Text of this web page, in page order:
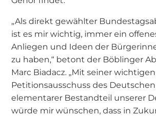
„Als direkt gewählter
ist es mir wichtig, immer ein
Anliegen und Ideen der
zu haben,“ betont der Böblinger
Marc Biadacz. „Mit seiner
Petitionsausschuss des
elementarer Bestandteil unserer
würde mir wünschen, dass in